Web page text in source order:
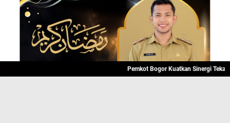
Pemkot Bogor Kuatkan Sinergi Tekan